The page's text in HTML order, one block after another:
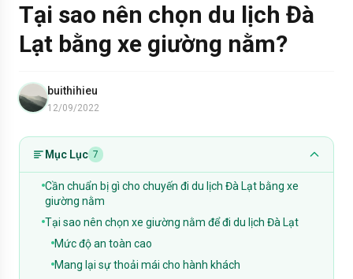
Tại sao nên chọn du lịch Đà
Lạt bằng xe giường nằm?
buithihieu
12/09/2022
Mục Lục 7
Cần chuẩn bị gì cho chuyến đi du lịch Đà Lạt bằng xe
giường nằm
Tại sao nên chọn xe giường nằm để đi du lịch Đà Lạt
Mức độ an toàn cao
Mang lại sự thoải mái cho hành khách